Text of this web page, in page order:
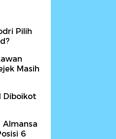
Pilih
Masih
Diboikot
Almansa
6